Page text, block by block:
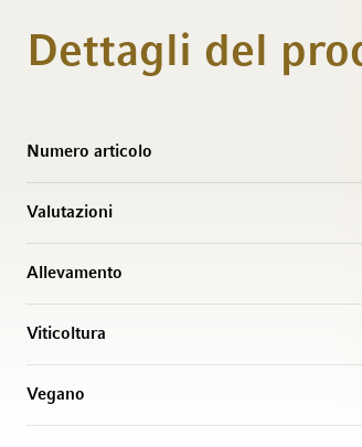
Dettagli del
Numero articolo
Valutazioni
Allevamento
Viticoltura
Vegano